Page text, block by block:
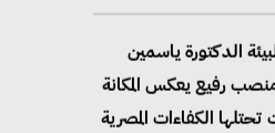
الدكتورة ياسمين
رفيع يعكس المكانة
تحتلها الكفاءات المصرية